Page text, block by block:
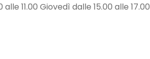
11.00 Giovedì dalle 15.00 alle 17.00